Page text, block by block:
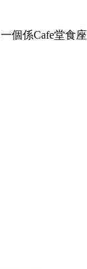
個係Cafe堂食座